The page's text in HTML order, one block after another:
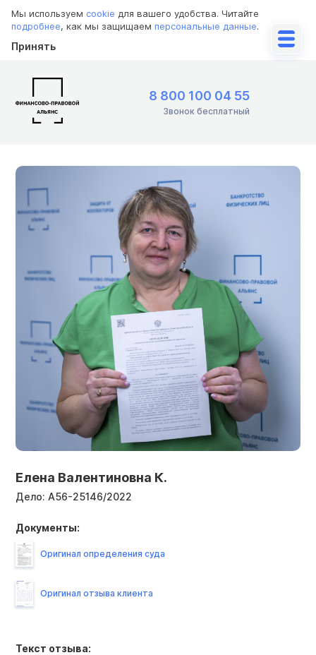
Мы используем cookie для вашего удобства. Читайте
подробнее, как мы защищаем персональные данные.
Принять
8 800 100 04 55
Звонок бесплатный
Елена Валентиновна К.
Дело: А56-25146/2022
Текст отзыва:
Документы:
Оригинал определения суда
Оригинал отзыва клиента